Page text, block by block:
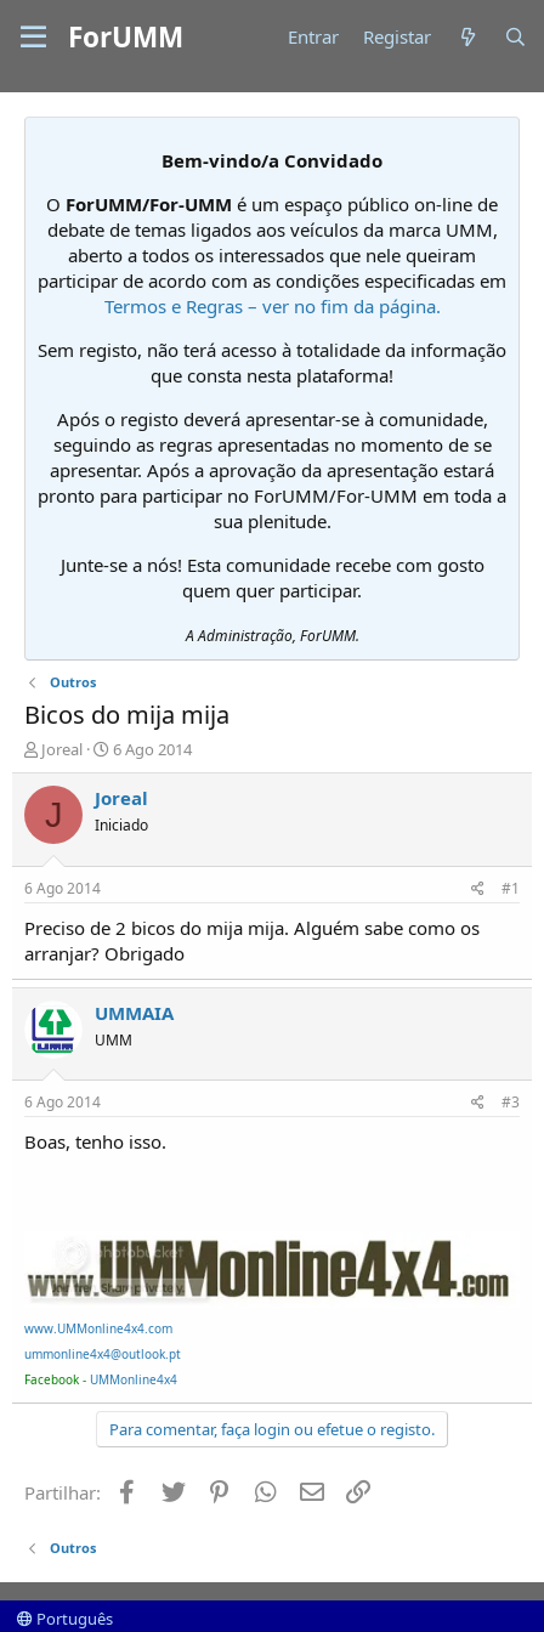
ForUMM Entrar Registar
Bem-vindo/a Convidado
O ForUMM/For-UMM é um espaço público on-line de
debate de temas ligados aos veículos da marca UMM,
aberto a todos os interessados que nele queiram
participar de acordo com as condições especificadas em
Termos e Regras – ver no fim da página.
Sem registo, não terá acesso à totalidade da informação
que consta nesta plataforma!
Após o registo deverá apresentar-se à comunidade,
seguindo as regras apresentadas no momento de se
apresentar. Após a aprovação da apresentação estará
pronto para participar no ForUMM/For-UMM em toda a
sua plenitude.
Junte-se a nós! Esta comunidade recebe com gosto
quem quer participar.
A Administração, ForUMM.
Outros
Bicos do mija mija
I
n
i
i
d
o
r
e
T
ó
p
i
c
o
Joreal
D
a
t
d
c
i
o
6 Ago 2014
J Joreal
Iniciado
6 Ago 2014 #1
Preciso de 2 bicos do mija mija. Alguém sabe como os
arranjar? Obrigado
UMMAIA
UMM
6 Ago 2014 #3
Boas, tenho isso.
www.UMMonline4x4.com
ummonline4x4@outlook.pt
Facebook - UMMonline4x4
Para comentar, faça login ou efetue o registo.
Partilhar: Facebook
Twitter PinterestWhatsapp
Email
Outros
Português